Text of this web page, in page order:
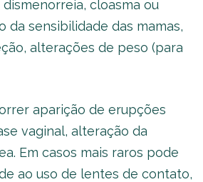
cloasma ou
da sensibilidade das mamas,
alterações de peso (para
aparição de erupções
vaginal, alteração da
Em casos mais raros pode
ao uso de lentes de contato,